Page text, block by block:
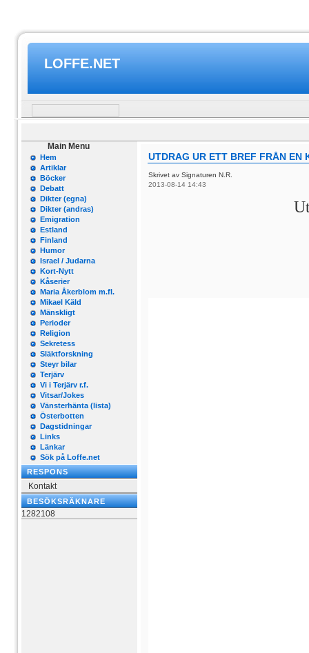
LOFFE.NET
Main Menu
Hem
Artiklar
Böcker
Debatt
Dikter (egna)
Dikter (andras)
Emigration
Estland
Finland
Humor
Israel / Judarna
Kort-Nytt
Kåserier
Maria Åkerblom m.fl.
Mikael Käld
Mänskligt
Perioder
Religion
Sekretess
Släktforskning
Steyr bilar
Terjärv
Vi i Terjärv r.f.
Vitsar/Jokes
Vänsterhänta (lista)
Österbotten
Dagstidningar
Links
Länkar
Sök på Loffe.net
RESPONS
Kontakt
BESÖKSRÄKNARE
1282108
UTDRAG UR ETT BREF FRÅN EN
Skrivet av Signaturen N.R.
2013-08-14 14:43